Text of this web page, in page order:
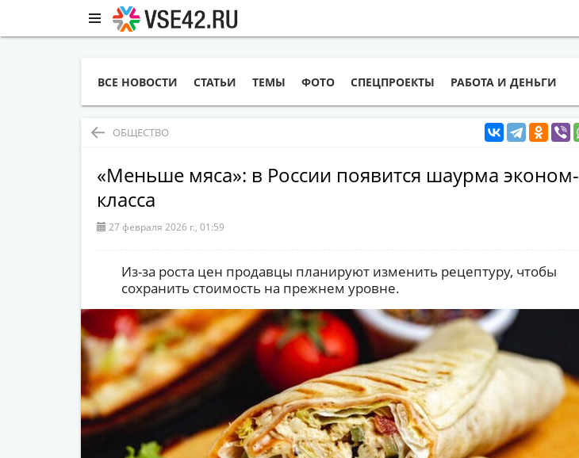
ВСЕ НОВОСТИ СТАТЬИ ТЕМЫ ФОТО СПЕЦПРОЕКТЫ РАБОТА И ДЕНЬГИ
ОБЩЕСТВО
«Меньше мяса»: в России появится шаурма эконом-
класса
27 февраля 2026 г., 01:59
Из-за роста цен продавцы планируют изменить рецептуру, чтобы
сохранить стоимость на прежнем уровне.